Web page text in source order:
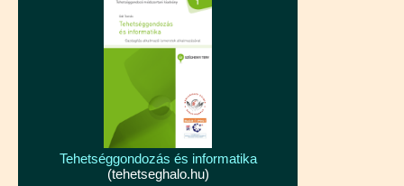
Tehetséggondozás és informatika
(tehetseghalo.hu)